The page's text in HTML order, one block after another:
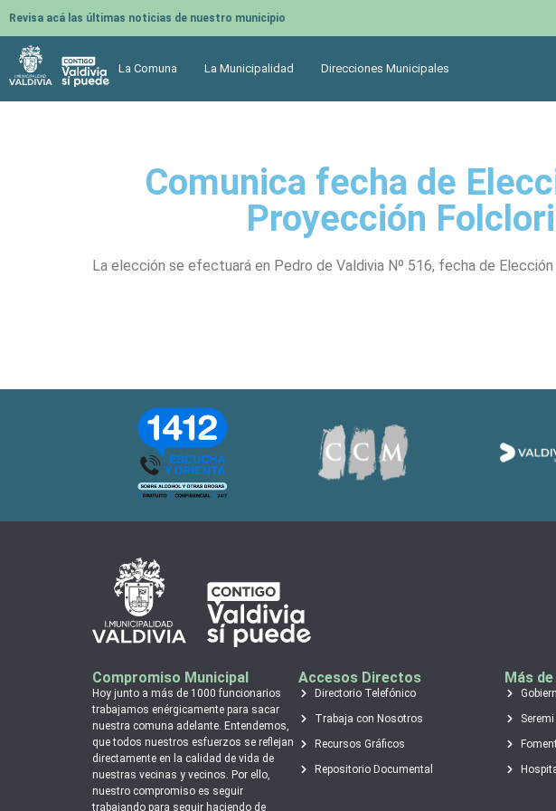
Revisa acá las últimas noticias de nuestro municipio
La Comuna La Municipalidad Direcciones Municipales
Comunica fecha de
Proyección
La elección se efectuará en Pedro de Valdivia Nº 516, fecha de
Compromiso Municipal
Hoy junto a más de 1000 funcionarios
trabajamos enérgicamente para sacar
nuestra comuna adelante. Entendemos,
que todos nuestros esfuerzos se reflejan
directamente en la calidad de vida de
nuestras vecinas y vecinos. Por ello,
nuestro compromiso es seguir
trabajando para seguir haciendo de
Accesos Directos
Directorio Telefónico
Trabaja con Nosotros
Recursos Gráficos
Repositorio Documental
Más